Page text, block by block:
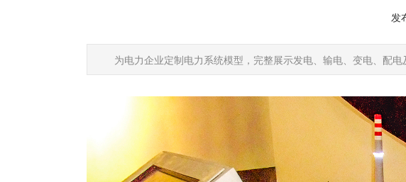
发
为电力企业定制电力系统模型，完整展示发电、输电、变电、配